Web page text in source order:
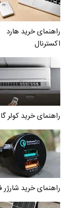
راهنمای خرید هارد
اکسترنال
راهنمای خرید کولر
راهنمای خرید شارژر